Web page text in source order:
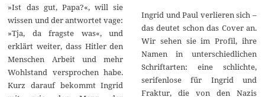
»Ist das gut, Papa?«, will sie
wissen und der antwortet vage:
»Tja, da fragste was«, und
erklärt weiter, dass Hitler den
Menschen Arbeit und mehr
Wohlstand versprochen habe.
Kurz darauf bekommt Ingrid
Ingrid und Paul verlieren sich –
das deutet schon das Cover an.
Wir sehen sie im Profil, ihre
Namen in unterschiedlichen
Schriftarten: eine schlichte,
serifenlose für Ingrid und
Fraktur, die von den Nazis